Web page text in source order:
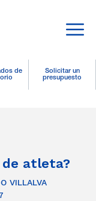
de
Solicitar un
presupuesto
atleta?
VILLALVA